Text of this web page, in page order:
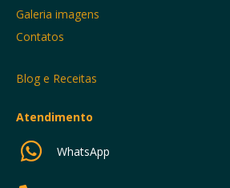
Galeria imagens
Contatos
Blog e Receitas
Atendimento
WhatsApp